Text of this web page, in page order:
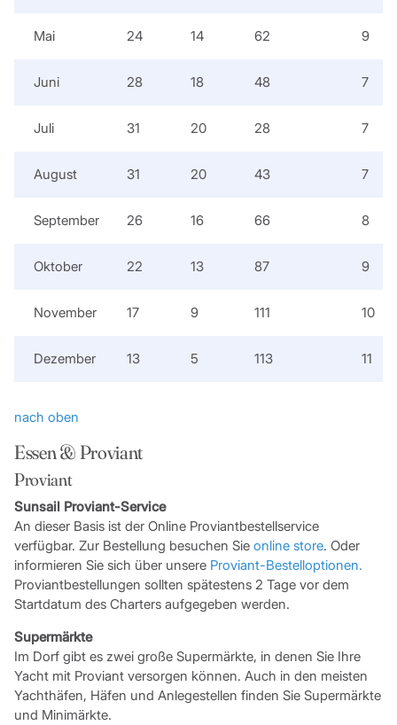
Mai 24 14 62 9
Juni 28 18 48 7
Juli 31 20 28 7
August 31 20 43 7
September 26 16 66 8
Oktober 22 13 87 9
November 17 9 111 10
Dezember 13 5 113 11
nach oben
Essen & Proviant
Proviant
Sunsail Proviant-Service
An dieser Basis ist der Online Proviantbestellservice
verfügbar. Zur Bestellung besuchen Sie online store. Oder
informieren Sie sich über unsere Proviant-Bestelloptionen.
Proviantbestellungen sollten spätestens 2 Tage vor dem
Startdatum des Charters aufgegeben werden.
Supermärkte
Im Dorf gibt es zwei große Supermärkte, in denen Sie Ihre
Yacht mit Proviant versorgen können. Auch in den meisten
Yachthäfen, Häfen und Anlegestellen finden Sie Supermärkte
und Minimärkte.